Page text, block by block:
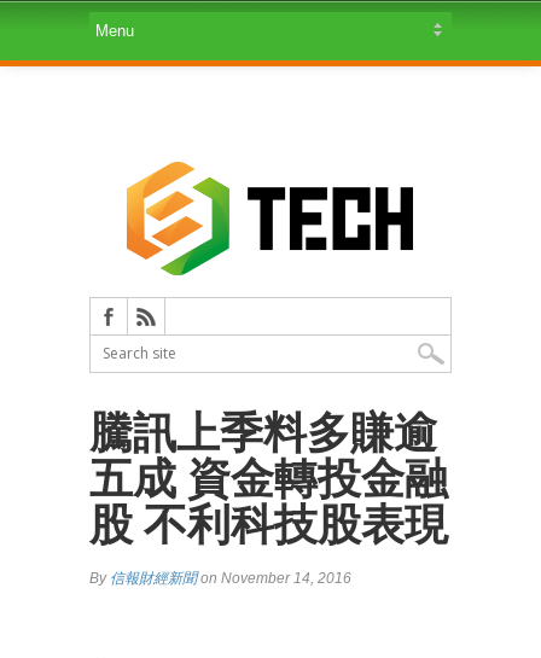
騰訊上季料多賺逾
五成 資金轉投金融
股 不利科技股表現
By 信報財經新聞on November 14, 2016